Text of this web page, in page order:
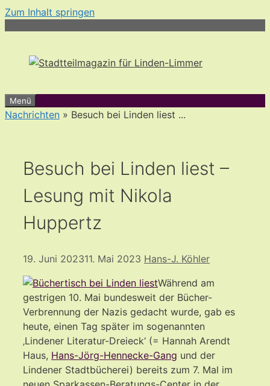
Zum Inhalt springen
Menü
Nachrichten » Besuch bei Linden liest ...
Besuch bei Linden liest –
Lesung mit Nikola
Huppertz
19. Juni 202311. Mai 2023 Hans-J. Köhler
Während am
gestrigen 10. Mai bundesweit der Bücher-
Verbrennung der Nazis gedacht wurde, gab es
heute, einen Tag später im sogenannten
‚Lindener Literatur-Dreieck‘ (= Hannah Arendt
Haus, Hans-Jörg-Hennecke-Gang und der
Lindener Stadtbücherei) bereits zum 7. Mal im